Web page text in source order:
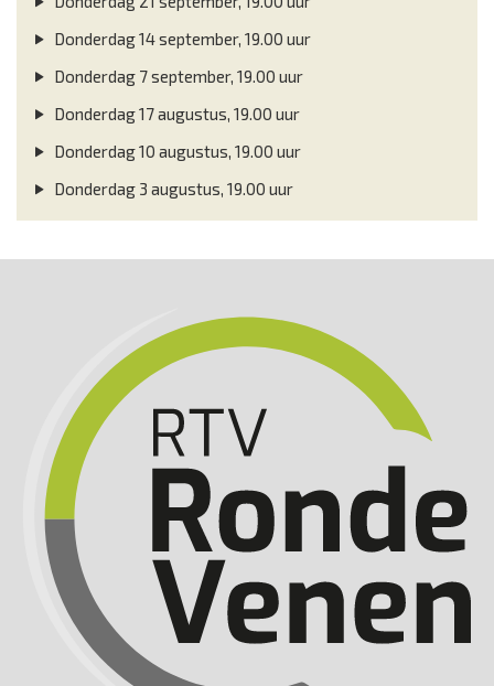
Donderdag 14 september, 19.00 uur
Donderdag 7 september, 19.00 uur
Donderdag 17 augustus, 19.00 uur
Donderdag 10 augustus, 19.00 uur
Donderdag 3 augustus, 19.00 uur